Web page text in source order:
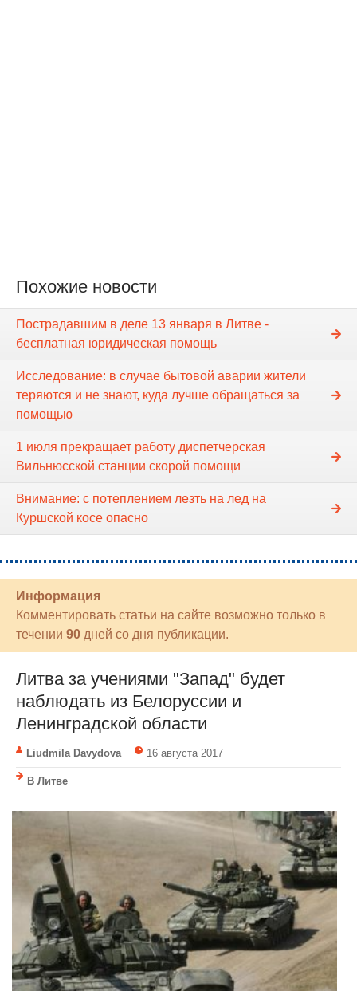
Похожие новости
Пострадавшим в деле 13 января в Литве -
бесплатная юридическая помощь
Исследование: в случае бытовой аварии жители
теряются и не знают, куда лучше обращаться за
помощью
1 июля прекращает работу диспетчерская
Вильнюсской станции скорой помощи
Внимание: с потеплением лезть на лед на
Куршской косе опасно
Информация
Комментировать статьи на сайте возможно только в
течении 90 дней со дня публикации.
Литва за учениями "Запад" будет
наблюдать из Белоруссии и
Ленинградской области
Liudmila Davydova 16 августа 2017
В Литве